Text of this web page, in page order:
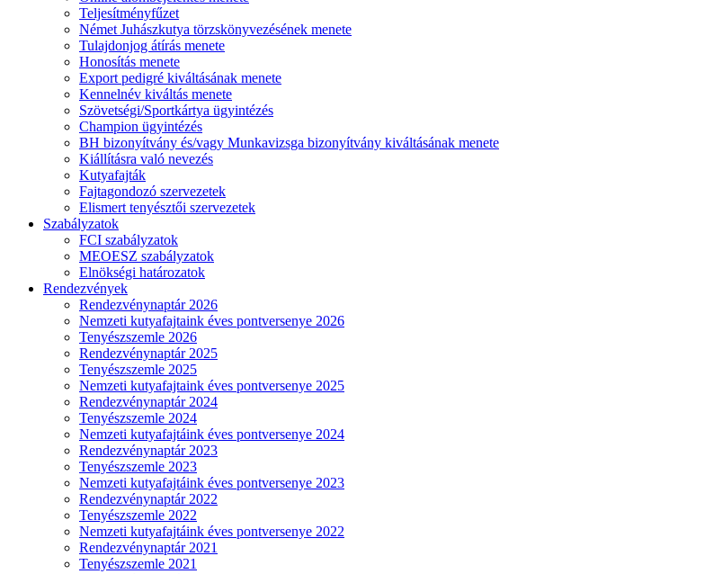
Teljesítményfűzet
Német Juhászkutya törzskönyvezésének menete
Tulajdonjog átírás menete
Honosítás menete
Export pedigré kiváltásának menete
Kennelnév kiváltás menete
Szövetségi/Sportkártya ügyintézés
Champion ügyintézés
BH bizonyítvány és/vagy Munkavizsga bizonyítvány kiváltásának menete
Kiállításra való nevezés
Kutyafajták
Fajtagondozó szervezetek
Elismert tenyésztői szervezetek
Szabályzatok
FCI szabályzatok
MEOESZ szabályzatok
Elnökségi határozatok
Rendezvények
Rendezvénynaptár 2026
Nemzeti kutyafajtaink éves pontversenye 2026
Tenyészszemle 2026
Rendezvénynaptár 2025
Tenyészszemle 2025
Nemzeti kutyafajtaink éves pontversenye 2025
Rendezvénynaptár 2024
Tenyészszemle 2024
Nemzeti kutyafajtáink éves pontversenye 2024
Rendezvénynaptár 2023
Tenyészszemle 2023
Nemzeti kutyafajtáink éves pontversenye 2023
Rendezvénynaptár 2022
Tenyészszemle 2022
Nemzeti kutyafajtáink éves pontversenye 2022
Rendezvénynaptár 2021
Tenyészszemle 2021